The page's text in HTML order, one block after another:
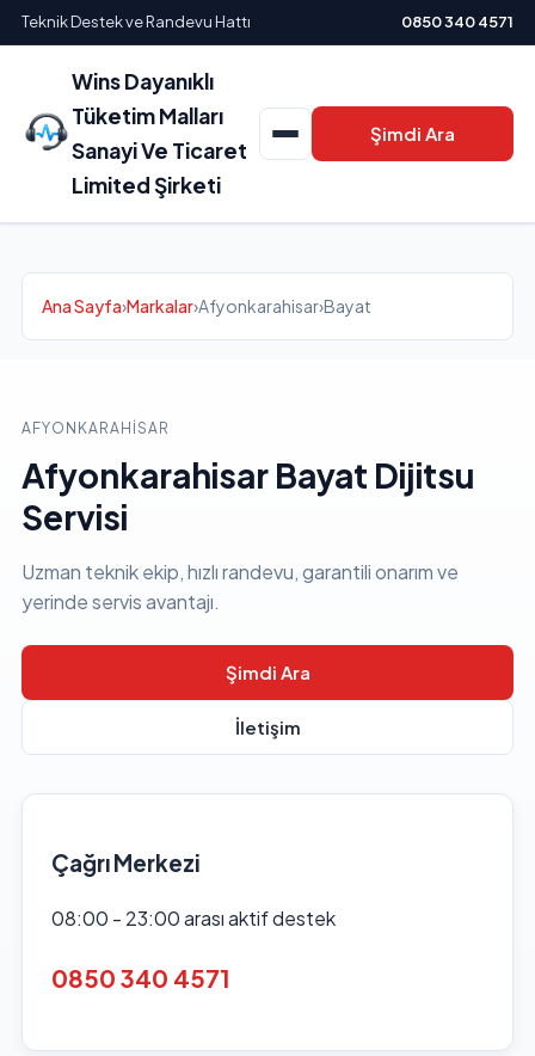
Teknik Destek ve Randevu Hattı 0850 340 4571
Wins Dayanıklı
Tüketim Malları
Sanayi Ve Ticaret
Limited Şirketi
Şimdi Ara
Ana Sayfa›Markalar›Afyonkarahisar›Bayat
AFYONKARAHISAR
Afyonkarahisar Bayat Dijitsu
Servisi
Uzman teknik ekip, hızlı randevu, garantili onarım ve
yerinde servis avantajı.
Şimdi Ara
İletişim
Çağrı Merkezi
08:00 - 23:00 arası aktif destek
0850 340 4571